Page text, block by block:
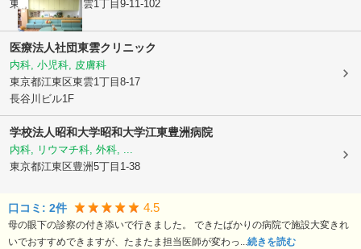
東京都江東区東雲1丁目9-11-102
医療法人社団東雲クリニック
内科, 小児科, 皮膚科
東京都江東区東雲1丁目8-17
長谷川ビル1F
学校法人昭和大学昭和大学江東豊洲病院
内科, リウマチ科, 外科, ...
東京都江東区豊洲5丁目1-38
口コミ: 2件 4.5
母の眼下の診察の付き添いで行きました。 できたばかりの病院で施設大変きれ
いでおすすめできますが、たまたま担当医師が変わっ...続きを読む